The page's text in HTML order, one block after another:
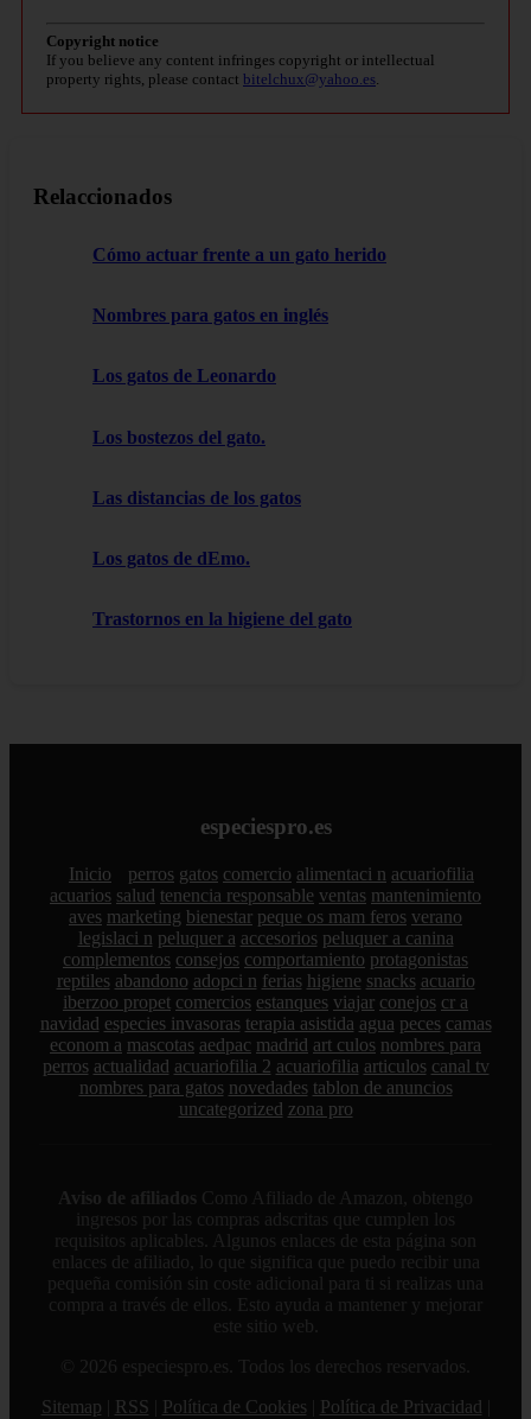
Copyright notice
If you believe any content infringes copyright or intellectual
property rights, please contact bitelchux@yahoo.es.
Relaccionados
Cómo actuar frente a un gato herido
Nombres para gatos en inglés
Los gatos de Leonardo
Los bostezos del gato.
Las distancias de los gatos
Los gatos de dEmo.
Trastornos en la higiene del gato
especiespro.es
Inicio perros gatos comercio alimentaci n acuariofilia
acuarios salud tenencia responsable ventas mantenimiento
aves marketing bienestar peque os mam feros verano
legislaci n peluquer a accesorios peluquer a canina
complementos consejos comportamiento protagonistas
reptiles abandono adopci n ferias higiene snacks acuario
iberzoo propet comercios estanques viajar conejos cr a
navidad especies invasoras terapia asistida agua peces camas
econom a mascotas aedpac madrid art culos nombres para
perros actualidad acuariofilia 2 acuariofilia articulos canal tv
nombres para gatos novedades tablon de anuncios
uncategorized zona pro
Aviso de afiliados Como Afiliado de Amazon, obtengo
ingresos por las compras adscritas que cumplen los
requisitos aplicables. Algunos enlaces de esta página son
enlaces de afiliado, lo que significa que puedo recibir una
pequeña comisión sin coste adicional para ti si realizas una
compra a través de ellos. Esto ayuda a mantener y mejorar
este sitio web.
© 2026 especiespro.es. Todos los derechos reservados.
Sitemap
RSS Política de Cookies Política de Privacidad